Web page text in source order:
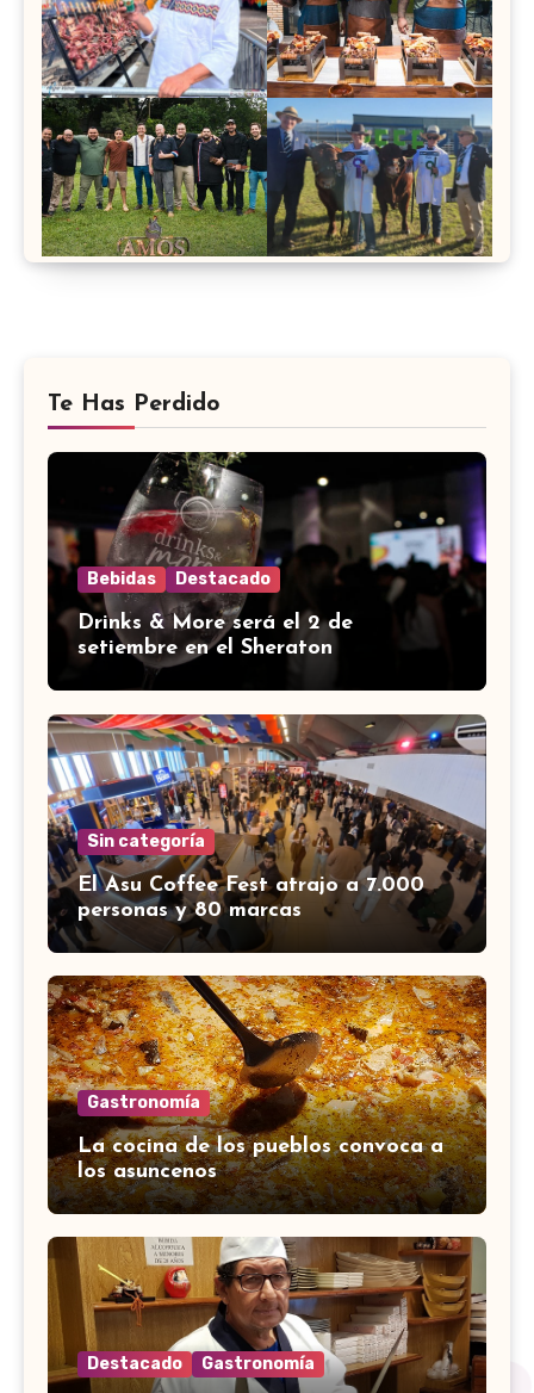
Te Has Perdido
Bebidas Destacado
Drinks & More será el 2 de
setiembre en el Sheraton
Sin categoría
El Asu Coffee Fest atrajo a 7.000
personas y 80 marcas
Gastronomía
La cocina de los pueblos convoca a
los asuncenos
Destacado Gastronomía